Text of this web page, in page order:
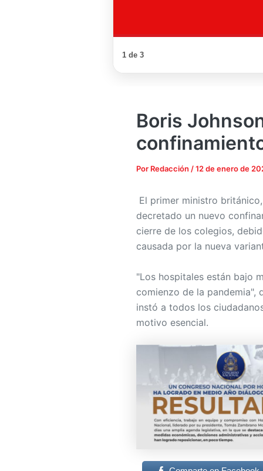
1 de 3
Boris
Por Redacción /12 de enero de
El primer ministro
decretado un nuevo
cierre de los colegios,
causada por la nueva
"Los hospitales están bajo
comienzo de la pandemia",
instó a todos los
motivo esencial.